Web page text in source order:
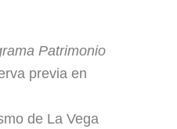
Patrimonio
previa en
de La Vega